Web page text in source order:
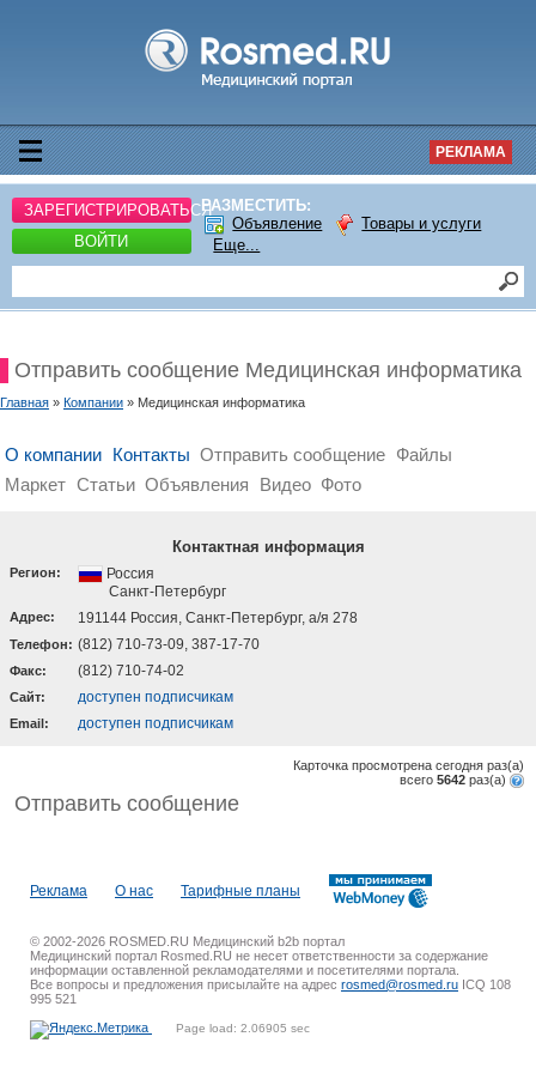
РЕКЛАМА
ЗАРЕГИСТРИРОВАТЬСЯ
ВОЙТИ
РАЗМЕСТИТЬ:
Объявление
Товары и услуги
Еще...
Отправить сообщение Медицинская информатика
Главная » Компании » Медицинская информатика
О компании Контакты Отправить сообщение Файлы
Маркет Статьи Объявления Видео Фото
Контактная информация
Регион:
Россия
Санкт-Петербург
Адрес: 191144 Россия, Санкт-Петербург, а/я 278
Телефон: (812) 710-73-09, 387-17-70
Факс: (812) 710-74-02
Cайт: доступен подписчикам
Email: доступен подписчикам
Карточка просмотрена сегодня раз(a)
всего 5642 раз(a)
Отправить сообщение
Реклама О нас Тарифные планы
© 2002-2026 ROSMED.RU Медицинский b2b портал
Медицинский портал Rosmed.RU не несет ответственности за содержание
информации оставленной рекламодателями и посетителями портала.
Все вопросы и предложения присылайте на адрес rosmed@rosmed.ru ICQ 108
995 521
Page load: 2.06905 sec